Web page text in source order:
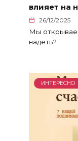
влияет на
26/12/2025
Мы
надеть?
ИНТЕРЕСНО